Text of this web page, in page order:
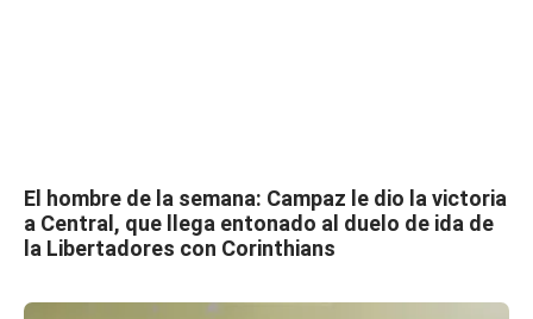
El hombre de la semana: Campaz le dio la victoria
a Central, que llega entonado al duelo de ida de
la Libertadores con Corinthians